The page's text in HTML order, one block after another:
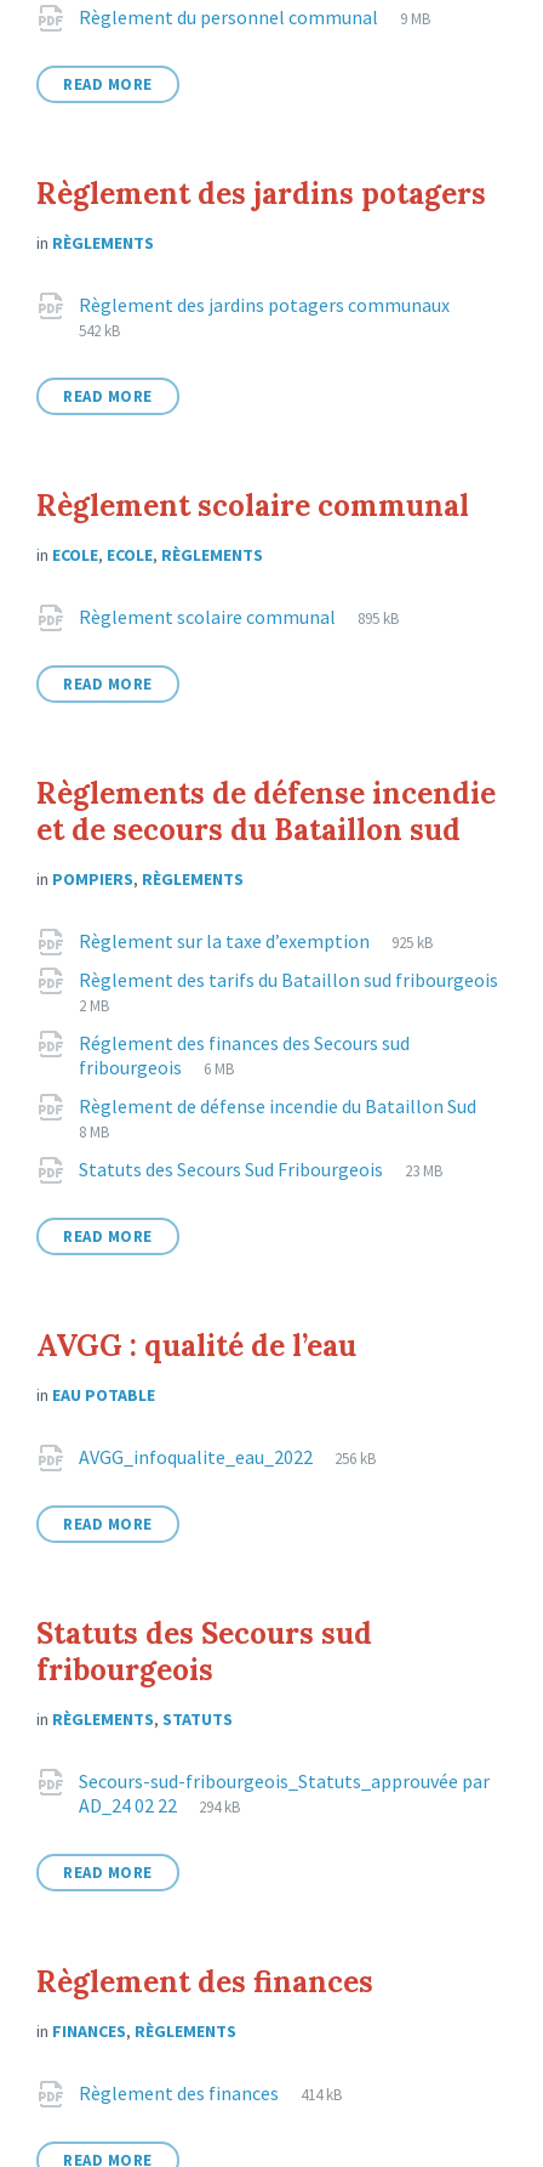
Attachments
Règlement du personnel communal
File
pdf
File
9 MB
READ MORE
Règlement des jardins potagers
in RÈGLEMENTS
Attachments
Règlement des jardins potagers communaux
542 kB
READ MORE
Règlement scolaire communal
in ECOLE, ECOLE, RÈGLEMENTS
Attachments
Règlement scolaire communal
File
pdf
File
895 kB
READ MORE
Règlements de défense incendie
et de secours du Bataillon sud
in POMPIERS, RÈGLEMENTS
Attachments
Règlement sur la taxe d’exemption
File
pdf
File
925 kB
Règlement des tarifs du Bataillon sud fribourgeois
File
pdf
File
2 MB
Réglement des finances des Secours sud
fribourgeois
File
pdf
File
6 MB
Règlement de défense incendie du Bataillon Sud
8 MB
Statuts des Secours Sud Fribourgeois
File
pdf
File
23 MB
READ MORE
AVGG : qualité de l’eau
in EAU POTABLE
Attachments
AVGG_infoqualite_eau_2022
File
pdf
File
256 kB
READ MORE
Statuts des Secours sud
fribourgeois
in RÈGLEMENTS, STATUTS
Attachments
Secours-sud-fribourgeois_Statuts_approuvée par
AD_24 02 22
File
pdf
File
294 kB
READ MORE
Règlement des finances
in FINANCES, RÈGLEMENTS
Attachments
Règlement des finances
File
pdf
File
414 kB
READ MORE